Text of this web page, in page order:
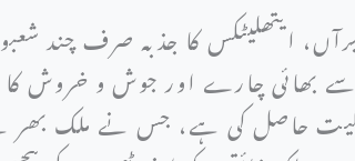
ایتھلیٹکس کا جذبہ صرف چند
بھائی چارے اور جوش و خروش کا
حاصل کی ہے، جس نے ملک بھر سے